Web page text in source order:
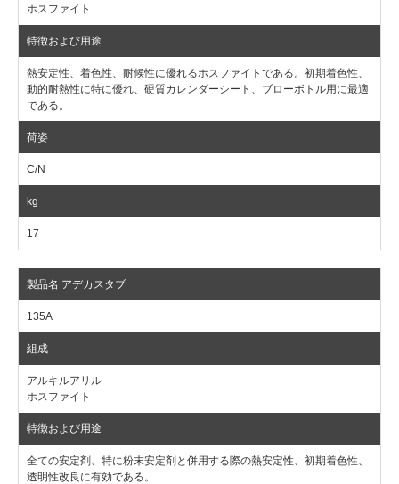
ホスファイト
熱安定性、着色性、耐候性に優れるホスファイトである。初期着色性、
動的耐熱性に特に優れ、硬質カレンダーシート、ブローボトル用に最適
である。
C/N
17
135A
アルキルアリル
ホスファイト
全ての安定剤、特に粉末安定剤と併用する際の熱安定性、初期着色性、
透明性改良に有効である。